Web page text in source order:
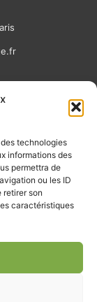
technologies
informations des
permettra de
ou les ID
retirer son
caractéristiques
adhérents, les
de stages et